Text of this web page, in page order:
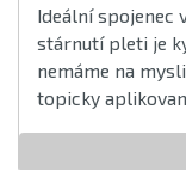
Ideální spojenec
stárnutí pleti je
nemáme na
topicky